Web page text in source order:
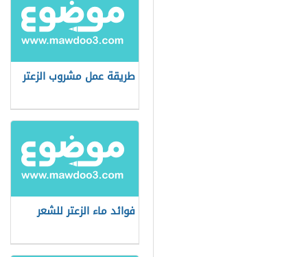
طريقة عمل مشروب الزعتر
فوائد ماء الزعتر للشعر